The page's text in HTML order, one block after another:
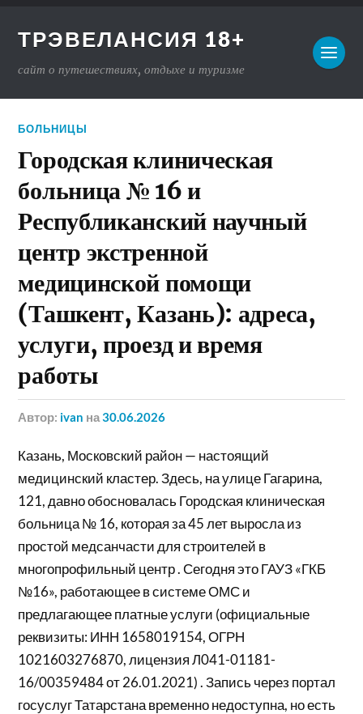
ТРЭВЕЛАНСИЯ 18+
сайт о путешествиях, отдыхе и туризме
БОЛЬНИЦЫ
Городская клиническая
больница № 16 и
Республиканский научный
центр экстренной
медицинской помощи
(Ташкент, Казань): адреса,
услуги, проезд и время
работы
Автор: ivan на30.06.2026
Казань, Московский район — настоящий
медицинский кластер. Здесь, на улице Гагарина,
121, давно обосновалась Городская клиническая
больница № 16, которая за 45 лет выросла из
простой медсанчасти для строителей в
многопрофильный центр . Сегодня это ГАУЗ «ГКБ
№16», работающее в системе ОМС и
предлагающее платные услуги (официальные
реквизиты: ИНН 1658019154, ОГРН
1021603276870, лицензия Л041-01181-
16/00359484 от 26.01.2021) . Запись через портал
госуслуг Татарстана временно недоступна, но есть